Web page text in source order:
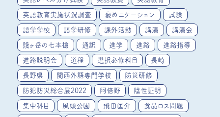
英語教育実施状況調査 褒めニケーション 試験
語学学校 語学研修 課外活動 講演 講演会
賤ヶ岳の七本槍 通訳 進学 進路 進路指導
進路説明会 道程 選択必修科目 長崎
長野県 関西外語専門学校 防災研修
防犯防災総合展2022 阿倍野 陰性証明
集中科目 風頭公園 飛田匡介 食品ロス問題